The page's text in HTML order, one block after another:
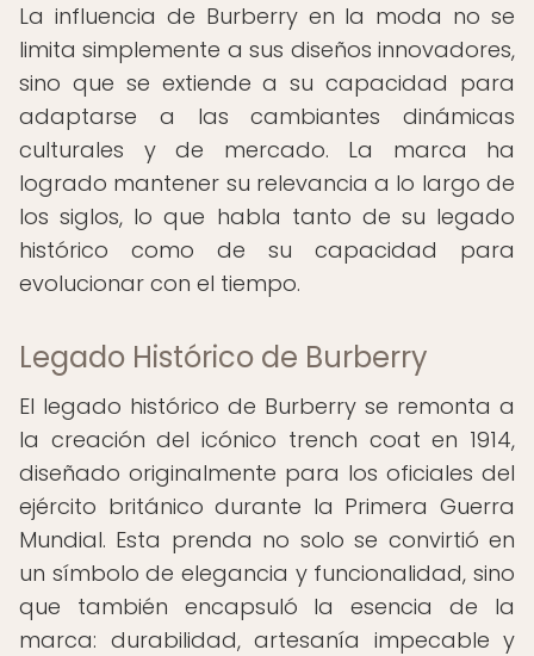
La influencia de Burberry en la moda no se
limita simplemente a sus diseños innovadores,
sino que se extiende a su capacidad para
adaptarse a las cambiantes dinámicas
culturales y de mercado. La marca ha
logrado mantener su relevancia a lo largo de
los siglos, lo que habla tanto de su legado
histórico como de su capacidad para
evolucionar con el tiempo.
Legado Histórico de Burberry
El legado histórico de Burberry se remonta a
la creación del icónico trench coat en 1914,
diseñado originalmente para los oficiales del
ejército británico durante la Primera Guerra
Mundial. Esta prenda no solo se convirtió en
un símbolo de elegancia y funcionalidad, sino
que también encapsuló la esencia de la
marca: durabilidad, artesanía impecable y